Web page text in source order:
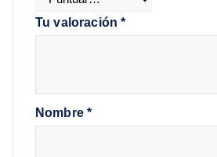
Tu valoración*
Nombre*